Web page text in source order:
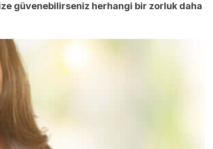
güvenebilirseniz herhangi bir zorluk daha